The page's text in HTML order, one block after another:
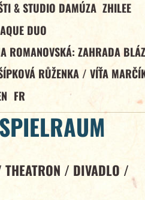
& STUDIO DAMÚZA ZHILEE
DUO
ROMANOVSKÁ: ZAHRADA
RŮŽENKA / VÍŤA
FR
THEATRON / DIVADLO/